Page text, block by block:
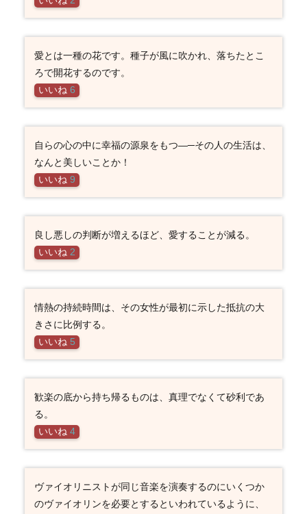
愛とは一種の花です。種子が風に吹かれ、落ちたとこ
ろで開花するのです。
いいね 6
自らの心の中に幸福の源泉をもつ―─その人の生活は、
なんと美しいことか！
いいね 9
良し悪しの判断が増えるほど、愛することが減る。
いいね 2
情熱の持続時間は、その女性が最初に示した抵抗の大
きさに比例する。
いいね 5
歓楽の底から持ち帰るものは、真理でなくて砂利であ
る。
いいね 4
ヴァイオリニストが同じ音楽を演奏するのにいくつか
のヴァイオリンを必要とするといわれているように、